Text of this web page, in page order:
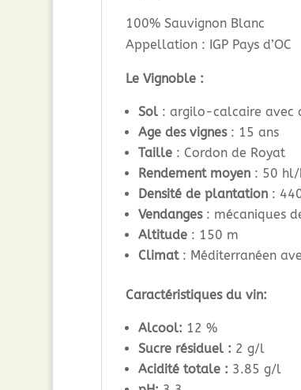
100% Sauvignon Blanc
Appellation : IGP Pays d’OC
Le Vignoble :
Sol: argilo-calcaire avec
Age des vignes: 15 ans
Taille: Cordon de Royat
Rendement moyen: 50 hl/
Densité de plantation:
Vendanges: mécaniques
Altitude: 150 m
Climat: Méditerranéen
Caractéristiques du vin:
Alcool: 12 %
Sucre résiduel : 2 g/l
Acidité totale : 3.85 g/l